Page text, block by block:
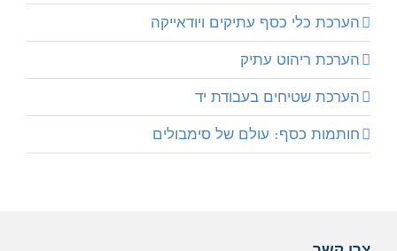
הערכת כלי כסף עתיקים ויודאייקה
הערכת ריהוט עתיק
הערכת שטיחים בעבודת יד
חותמות כסף: עולם של סימבולים